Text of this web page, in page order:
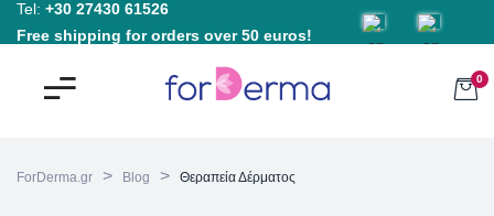
Tel: +30 27430 61526
Free shipping for orders over 50 euros!
0
ForDerma.gr > Blog > Θεραπεία Δέρματος